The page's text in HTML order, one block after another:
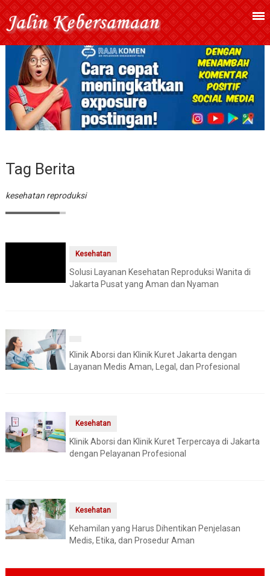
Tag Berita
kesehatan reproduksi
Kesehatan
Solusi Layanan Kesehatan Reproduksi Wanita di
Jakarta Pusat yang Aman dan Nyaman
Klinik Aborsi dan Klinik Kuret Jakarta dengan
Layanan Medis Aman, Legal, dan Profesional
Kesehatan
Klinik Aborsi dan Klinik Kuret Terpercaya di Jakarta
dengan Pelayanan Profesional
Kesehatan
Kehamilan yang Harus Dihentikan Penjelasan
Medis, Etika, dan Prosedur Aman